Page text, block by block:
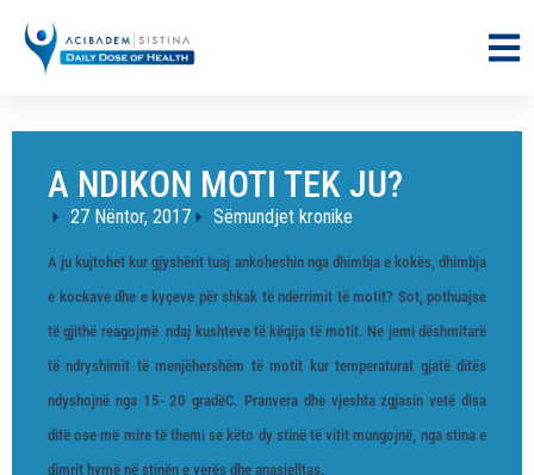
A NDIKON MOTI TEK JU?
27 Nëntor, 2017 Sëmundjet kronike
A ju kujtohet kur gjyshërit tuaj ankoheshin nga dhimbja e kokës, dhimbja
e kockave dhe e kyçeve për shkak të ndërrimit të motit? Sot, pothuajse
të gjithë reagojmë ndaj kushteve të këqija të motit. Ne jemi dëshmitarë
të ndryshimit të menjëhershëm të motit kur temperaturat gjatë ditës
ndyshojnë nga 15- 20 gradëC. Pranvera dhe vjeshta zgjasin vetë disa
ditë ose më mire të themi se këto dy stinë të vitit mungojnë, nga stina e
dimrit hymë në stinën e verës dhe anasjelltas.